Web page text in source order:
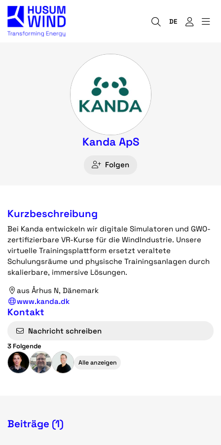
DE
Kanda ApS
Folgen
Kurzbeschreibung
Bei Kanda entwickeln wir digitale Simulatoren und GWO-
zertifizierbare VR-Kurse für die WindIndustrie. Unsere
virtuelle Trainingsplattform ersetzt veraltete
Schulungsräume und physische Trainingsanlagen durch
skalierbare, immersive Lösungen.
aus Århus N, Dänemark
www.kanda.dk
Kontakt
Nachricht schreiben
3 Folgende
Alle anzeigen
Beiträge (1)